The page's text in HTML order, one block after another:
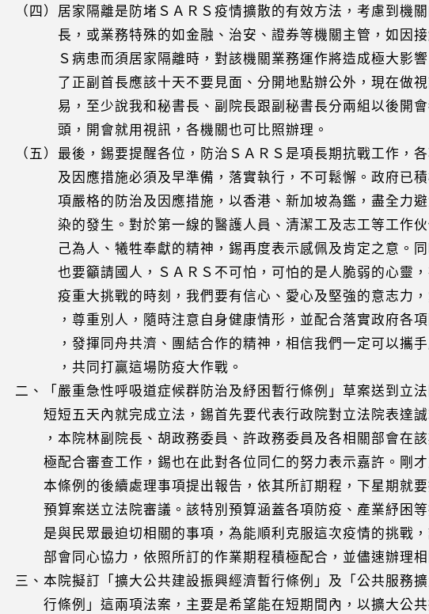
（四）居家隔離是防堵ＳＡＲＳ疫情擴散的有效方法，考慮到機
長，或業務特殊的如金融、治安、證券等機關主管，如因接
Ｓ病患而須居家隔離時，對該機關業務運作將造成極大影響
了正副首長應該十天不要見面、分開地點辦公外，現在做視
易，至少說我和秘書長、副院長跟副秘書長分兩組以後開會
頭，開會就用視訊，各機關也可比照辦理。
（五）最後，錫要提醒各位，防治ＳＡＲＳ是項長期抗戰工作，
及因應措施必須及早準備，落實執行，不可鬆懈。政府已積
項嚴格的防治及因應措施，以香港、新加坡為鑑，盡全力避
染的發生。對於第一線的醫護人員、清潔工及志工等工作伙
己為人、犧牲奉獻的精神，錫再度表示感佩及肯定之意。同
也要籲請國人，ＳＡＲＳ不可怕，可怕的是人脆弱的心靈，
疫重大挑戰的時刻，我們要有信心、愛心及堅強的意志力，
，尊重別人，隨時注意自身健康情形，並配合落實政府各項
，發揮同舟共濟、團結合作的精神，相信我們一定可以攜手
，共同打贏這場防疫大作戰。
二、「嚴重急性呼吸道症候群防治及紓困暫行條例」草案送到立
短短五天內就完成立法，錫首先要代表行政院對立法院表達誠
，本院林副院長、胡政務委員、許政務委員及各相關部會在該
極配合審查工作，錫也在此對各位同仁的努力表示嘉許。剛才
本條例的後續處理事項提出報告，依其所訂期程，下星期就要
預算案送立法院審議。該特別預算涵蓋各項防疫、產業紓困等
是與民眾最迫切相關的事項，為能順利克服這次疫情的挑戰，
部會同心協力，依照所訂的作業期程積極配合，並儘速辦理相
三、本院擬訂「擴大公共建設振興經濟暫行條例」及「公共服務
行條例」這兩項法案，主要是希望能在短期間內，以擴大公共